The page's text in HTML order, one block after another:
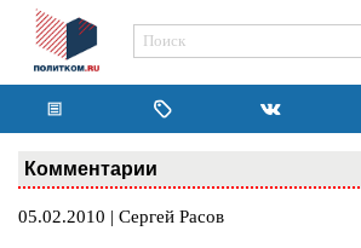
Комментарии
05.02.2010 | Сергей Расов